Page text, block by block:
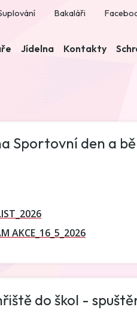
Bakaláři
Jídelna Kontakty
Sportovní den a
AKCE_16_5_2026
do škol -